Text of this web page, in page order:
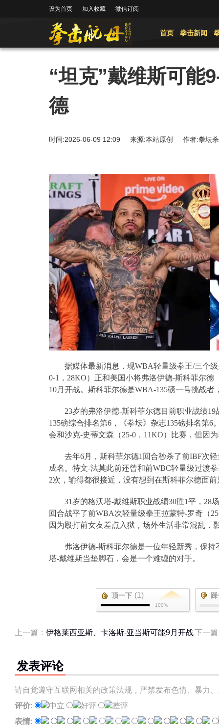
设为首页 加入收藏 微信订阅
首页 拳击新闻
“坦克”戴维斯可能
德
时间:2026-06-09 12:09 来源:本站原创 作者:拳
据媒体最新消息，现WBA轻量级拳王/三个
0-1 ， 28KO）正和美国小将弗洛伊德-斯科菲尔德
10月开战。斯科菲尔德是WBA-135磅一号挑战者
23岁的弗洛伊德-斯科菲尔德目前职业战绩19
135磅综合排名第6 ，《拳坛》杂志135磅排名第6
会和沙克-史蒂文森（25-0 ， 11KO）比赛，但因
去年6月，斯科菲尔德1 回合秒杀了前IBF次
成名。特文-法莫此前还曾和前WBC轻量级过渡
2次，输得都很接近，没有想到在斯科菲尔德面
31岁的格沃塔-戴维斯职业战绩30胜1平， 28
回合战平了前WBA次轻量级拳王拉蒙特-罗奇（
因为殴打前女友差点入狱，场外生活非常混乱，
弗洛伊德-斯科菲尔德是一位年轻新秀，保
塔-戴维斯当垫脚石，会是一个难缠的对手。
顶一下 (1)
100%
下一
上一篇： 伊格莱西亚斯、卡洛斯-亚当斯可能9月开战
发表评论
请自觉遵守互联网相关的政策法规，严禁发布色情、暴力
评价:
中立 好评
差评
表情: